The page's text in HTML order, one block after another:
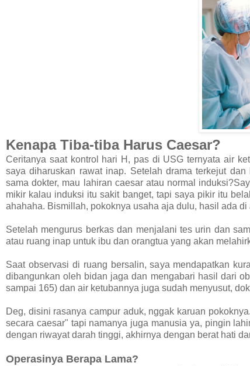
Kenapa Tiba-tiba Harus Caesar?
Ceritanya saat kontrol hari H, pas di USG ternyata air
saya diharuskan rawat inap. Setelah drama terkejut
sama dokter, mau lahiran caesar atau normal
mikir kalau induksi itu sakit banget, tapi saya pikir itu
ahahaha. Bismillah, pokoknya usaha aja dulu, hasil ada di
Setelah mengurus berkas dan menjalani tes urin dan
atau ruang inap untuk ibu dan orangtua yang akan
Saat observasi di ruang bersalin, saya mendapatkan
dibangunkan oleh bidan jaga dan mengabari hasil dari
sampai 165) dan air ketubannya juga sudah menyusut,
Deg, disini rasanya campur aduk, nggak karuan
secara caesar" tapi namanya juga manusia ya, pingin
dengan riwayat darah tinggi, akhirnya dengan berat hati
Operasinya Berapa Lama?